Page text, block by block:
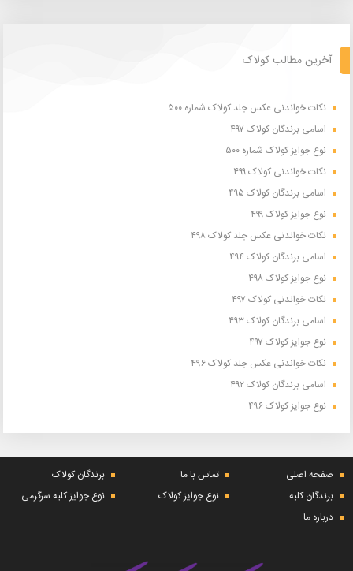
آخرین مطالب کولاک
نکات خواندنی عکس جلد کولاک شماره ۵۰۰
اسامی برندگان کولاک ۴۹۷
نوع جوایز کولاک شماره ۵۰۰
نکات خواندنی کولاک ۴۹۹
اسامی برندگان کولاک ۴۹۵
نوع جوایز کولاک ۴۹۹
نکات خواندنی عکس جلد کولاک ۴۹۸
اسامی برندگان کولاک ۴۹۴
نوع جوایز کولاک ۴۹۸
نکات خواندنی کولاک ۴۹۷
اسامی برندگان کولاک ۴۹۳
نوع جوایز کولاک ۴۹۷
نکات خواندنی عکس جلد کولاک ۴۹۶
اسامی برندگان کولاک ۴۹۲
نوع جوایز کولاک ۴۹۶
صفحه اصلی تماس با ما
برندگان کولاک
برندگان کلبه
نوع جوایز کولاک
نوع جوایز کلبه سرگرمی
درباره ما